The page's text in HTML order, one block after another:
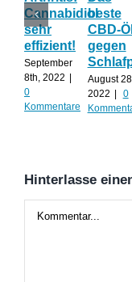
Cannabidiol
sehr
effizient!
September
8th, 2022
0
Kommentare
beste
CBD-Öl
gegen
August
2022
0
Hinterlasse